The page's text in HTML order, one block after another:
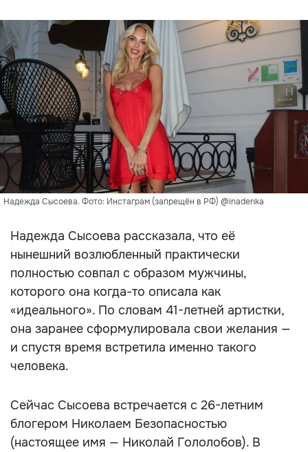
Надежда Сысоева. Фото: Инстаграм (запрещён в РФ) @inadenka
Надежда Сысоева рассказала, что её
нынешний возлюбленный практически
полностью совпал с образом мужчины,
которого она когда-то описала как
«идеального». По словам 41-летней артистки,
она заранее сформулировала свои желания —
и спустя время встретила именно такого
человека.
Сейчас Сысоева встречается с 26-летним
блогером Николаем Безопасностью
(настоящее имя — Николай Гололобов). В